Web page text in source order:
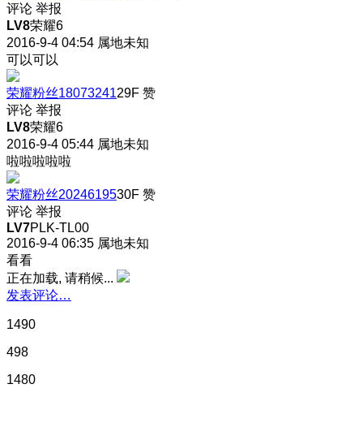
评论 举报
LV8荣耀6
2016-9-4 04:54 属地未知
可以可以
荣耀粉丝1807324129F 赞
评论 举报
LV8荣耀6
2016-9-4 05:44 属地未知
啦啦啦啦啦
荣耀粉丝2024619530F 赞
评论 举报
LV7PLK-TL00
2016-9-4 06:35 属地未知
看看
正在加载, 请稍候...
发表评论…
1490
498
1480